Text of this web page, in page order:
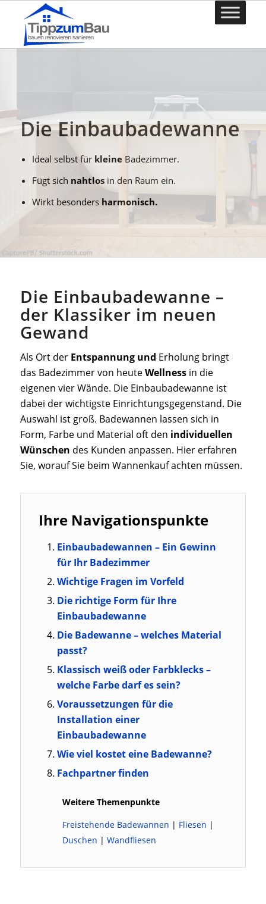
Die Einbaubadewanne
Ideal selbst für kleine Badezimmer.
Fügt sich nahtlos in den Raum ein.
Wirkt besonders harmonisch.
Die Einbaubadewanne –
der Klassiker im neuen
Gewand
Als Ort der Entspannung und Erholung bringt
das Badezimmer von heuteWellnessin die
eigenen vier Wände. Die Einbaubadewanne ist
dabei der wichtigste Einrichtungsgegenstand. Die
Auswahl ist groß. Badewannen lassen sich in
Form, Farbe und Material oft den individuellen
Wünschen des Kunden anpassen. Hier erfahren
Sie, worauf Sie beim Wannenkauf achten müssen.
Ihre Navigationspunkte
Einbaubadewannen – Ein Gewinn
für Ihr Badezimmer
Wichtige Fragen im Vorfeld
Die richtige Form für Ihre
Einbaubadewanne
Die Badewanne – welches Material
passt?
Klassisch weiß oder Farbklecks –
welche Farbe darf es sein?
Voraussetzungen für die
Installation einer
Einbaubadewanne
Wie viel kostet eine Badewanne?
Fachpartner finden
Weitere Themenpunkte
Freistehende Badewannen | Fliesen |
Duschen | Wandfliesen